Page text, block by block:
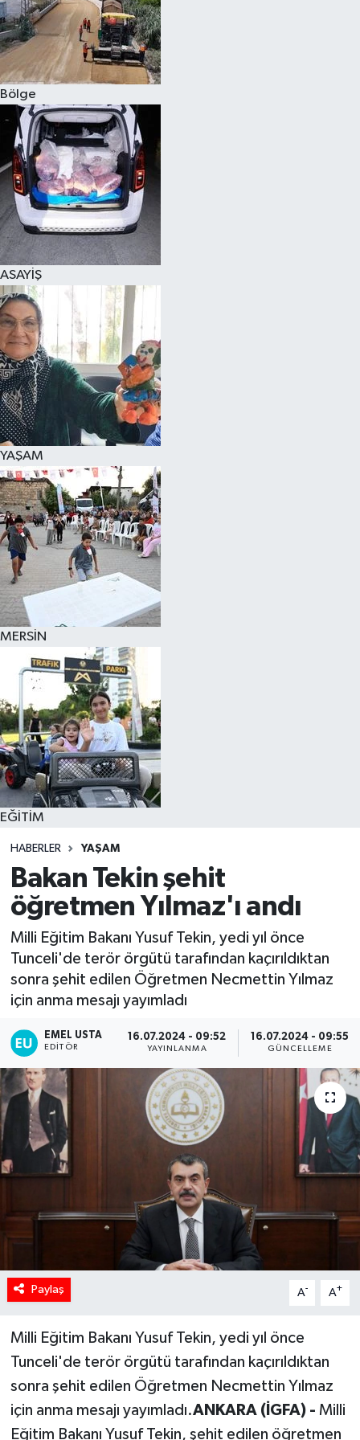
Bölge
ASAYİŞ
YAŞAM
MERSİN
EĞİTİM
HABERLER YAŞAM
Bakan Tekin şehit
öğretmen Yılmaz'ı andı
Milli Eğitim Bakanı Yusuf Tekin, yedi yıl önce
Tunceli'de terör örgütü tarafından kaçırıldıktan
sonra şehit edilen Öğretmen Necmettin Yılmaz
için anma mesajı yayımladı
EMEL USTA
EDITÖR
16.07.2024 - 09:52
YAYINLANMA
16.07.2024 - 09:55
GÜNCELLEME
Paylaş A- A+
Milli Eğitim Bakanı Yusuf Tekin, yedi yıl önce
Tunceli'de terör örgütü tarafından kaçırıldıktan
sonra şehit edilen Öğretmen Necmettin Yılmaz
için anma mesajı yayımladı.ANKARA (İGFA) - Milli
Eğitim Bakanı Yusuf Tekin, şehit edilen öğretmen